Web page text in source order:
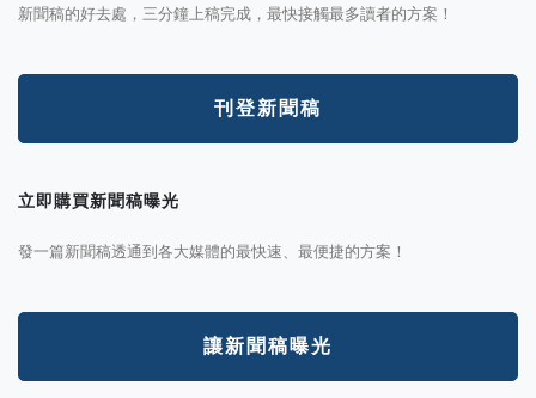
新聞稿的好去處，三分鐘上稿完成，最快接觸最多讀者的方案！
刊登新聞稿
立即購買新聞稿曝光
發一篇新聞稿透通到各大媒體的最快速、最便捷的方案！
讓新聞稿曝光